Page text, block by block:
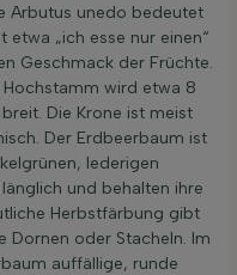
Arbutus unedo bedeutet
„ich esse nur einen“
Geschmack der Früchte.
wird etwa 8
Die Krone ist meist
Der Erdbeerbaum ist
lederigen
und behalten ihre
Herbstfärbung gibt
Dornen oder Stacheln. Im
auffällige, runde